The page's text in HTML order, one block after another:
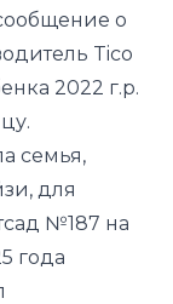
о
Tico
2022 г.р.
семья,
для
№187 на
года